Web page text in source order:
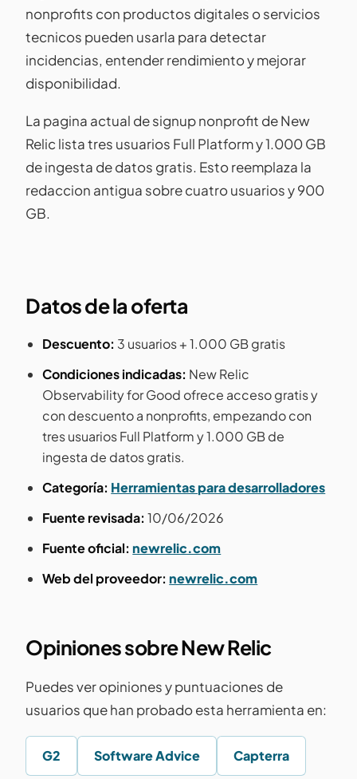
nonprofits con productos digitales o servicios
tecnicos pueden usarla para detectar
incidencias, entender rendimiento y mejorar
disponibilidad.
La pagina actual de signup nonprofit de New
Relic lista tres usuarios Full Platform y 1.000 GB
de ingesta de datos gratis. Esto reemplaza la
redaccion antigua sobre cuatro usuarios y 900
GB.
Datos de la oferta
Descuento: 3 usuarios + 1.000 GB gratis
Condiciones indicadas: New Relic
Observability for Good ofrece acceso gratis y
con descuento a nonprofits, empezando con
tres usuarios Full Platform y 1.000 GB de
ingesta de datos gratis.
Categoría: Herramientas para desarrolladores
Fuente revisada: 10/06/2026
Fuente oficial: newrelic.com
Web del proveedor: newrelic.com
Opiniones sobre New Relic
Puedes ver opiniones y puntuaciones de
usuarios que han probado esta herramienta en:
G2 Software Advice Capterra